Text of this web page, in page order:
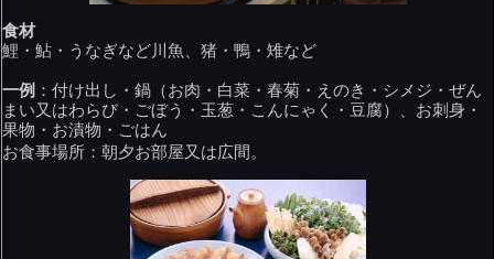
食材
鯉・鮎・うなぎなど川魚、猪・鴨・雉など
一例 ：付け出し・鍋（お肉・白菜・春菊・えのき・シメジ・ぜん
まい又はわらび・ごぼう・玉葱・こんにゃく・豆腐）、お刺身・
果物・お漬物・ごはん
お食事場所：朝夕お部屋又は広間。